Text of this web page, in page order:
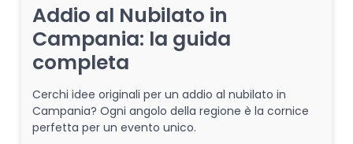
Addio al Nubilato in
Campania: la guida
completa
Cerchi idee originali per un addio al nubilato in
Campania? Ogni angolo della regione è la cornice
perfetta per un evento unico.